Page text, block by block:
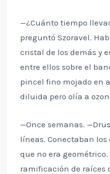
—¿Cuánto tiempo
preguntó Szoravel.
cristal de los demás y
entre ellos sobre el
pincel fino mojado en
diluida pero olía a
—Once semanas.
líneas. Conectaban
que no era
ramificación de raíces